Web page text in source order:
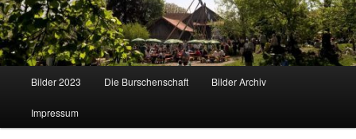
Bilder 2023 Die Burschenschaft Bilder Archiv
Impressum